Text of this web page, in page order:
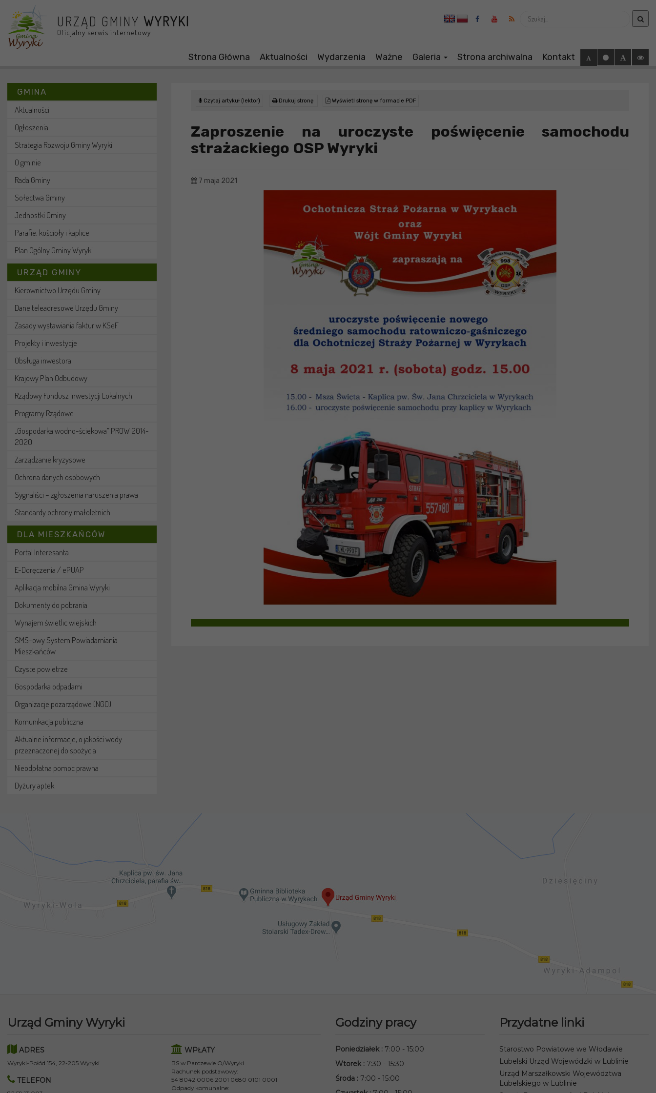
URZĄD GMINY WYRYKI
Oficjalny serwis internetowy
Wyszukaj
Strona Główna Aktualności Wydarzenia Ważne Galeria Strona archiwalna Kontakt
GMINA
Aktualności
Ogłoszenia
Strategia Rozwoju Gminy Wyryki
O gminie
Rada Gminy
Sołectwa Gminy
Jednostki Gminy
Parafie, kościoły i kaplice
Plan Ogólny Gminy Wyryki
URZĄD GMINY
Kierownictwo Urzędu Gminy
Dane teleadresowe Urzędu Gminy
Zasady wystawiania faktur w KSeF
Projekty i inwestycje
Obsługa inwestora
Krajowy Plan Odbudowy
Rządowy Fundusz Inwestycji Lokalnych
Programy Rządowe
„Gospodarka wodno-ściekowa” PROW 2014-
2020
Zarządzanie kryzysowe
Ochrona danych osobowych
Sygnaliści – zgłoszenia naruszenia prawa
Standardy ochrony małoletnich
DLA MIESZKAŃCÓW
Portal Interesanta
E-Doręczenia / ePUAP
Aplikacja mobilna Gmina Wyryki
Dokumenty do pobrania
Wynajem świetlic wiejskich
SMS-owy System Powiadamiania
Mieszkańców
Czyste powietrze
Gospodarka odpadami
Organizacje pozarządowe (NGO)
Komunikacja publiczna
Aktualne informacje, o jakości wody
przeznaczonej do spożycia
Nieodpłatna pomoc prawna
Dyżury aptek
Czytaj artykuł (lektor) Drukuj stronę Wyświetl stronę w formacie PDF
Zaproszenie na uroczyste poświęcenie samochodu
strażackiego OSP Wyryki
7 maja 2021
Urząd Gminy Wyryki
ADRES
Wyryki-Połód 154, 22-205 Wyryki
TELEFON
WPŁATY
BS w Parczewie O/Wyryki
Rachunek podstawowy:
54 8042 0006 2001 0680 0101 0001
Odpady komunalne:
Godziny pracy
Poniedziałek: 7:00 - 15:00
Wtorek: 7:30 - 15:30
Środa : 7:00 - 15:00
Przydatne linki
Starostwo Powiatowe we Włodawie
Lubelski Urząd Wojewódzki w Lublinie
Urząd Marszałkowski Województwa
Lubelskiego w Lublinie